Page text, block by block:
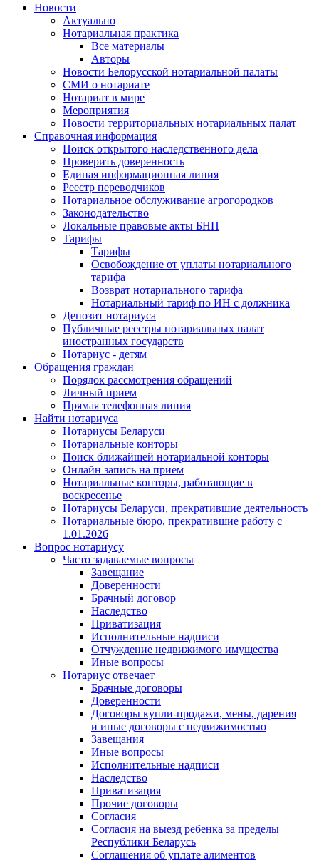
Новости
Актуально
Нотариальная практика
Все материалы
Авторы
Новости Белорусской нотариальной палаты
СМИ о нотариате
Нотариат в мире
Мероприятия
Новости территориальных нотариальных палат
Справочная информация
Поиск открытого наследственного дела
Проверить доверенность
Единая информационная линия
Реестр переводчиков
Нотариальное обслуживание агрогородков
Законодательство
Локальные правовые акты БНП
Тарифы
Тарифы
Освобождение от уплаты нотариального
тарифа
Возврат нотариального тарифа
Нотариальный тариф по ИН с должника
Депозит нотариуса
Публичные реестры нотариальных палат
иностранных государств
Нотариус - детям
Обращения граждан
Порядок рассмотрения обращений
Личный прием
Прямая телефонная линия
Найти нотариуса
Нотариусы Беларуси
Нотариальные конторы
Поиск ближайшей нотариальной конторы
Онлайн запись на прием
Нотариальные конторы, работающие в
воскресенье
Нотариусы Беларуси, прекратившие деятельность
Нотариальные бюро, прекратившие работу с
1.01.2026
Вопрос нотариусу
Часто задаваемые вопросы
Завещание
Доверенности
Брачный договор
Наследство
Приватизация
Исполнительные надписи
Отчуждение недвижимого имущества
Иные вопросы
Нотариус отвечает
Брачные договоры
Доверенности
Договоры купли-продажи, мены, дарения
и иные договоры с недвижимостью
Завещания
Иные вопросы
Исполнительные надписи
Наследство
Приватизация
Прочие договоры
Согласия
Согласия на выезд ребенка за пределы
Республики Беларусь
Соглашения об уплате алиментов